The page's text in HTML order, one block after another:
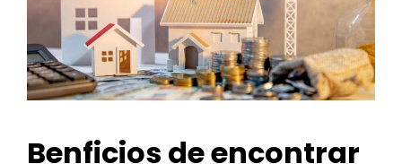
Benficios de encontrar